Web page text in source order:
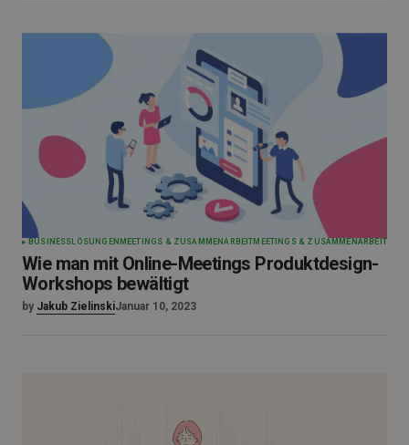
BUSINESS LÖSUNGEN MEETINGS & ZUSAMMENARBEIT MEETINGS & ZUSAMMENARBEIT
Wie man mit Online-Meetings Produktdesign-
Workshops bewältigt
by Jakub ZielinskiJanuar 10, 2023